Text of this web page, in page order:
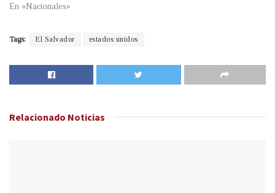
En «Nacionales»
Tags: El Salvador estados unidos
Relacionado Noticias